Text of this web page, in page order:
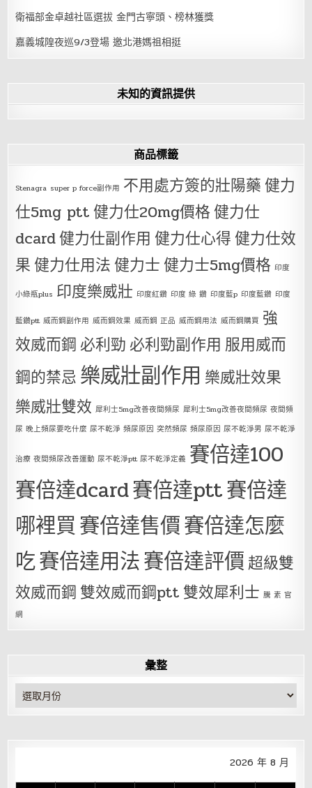
衛福部金卓越社區選拔 金門古寧頭、榜林獲獎
嘉義城隍夜巡9/3登場 邀北港媽祖相挺
未知的資訊提供
商品標籤
Stenagra super p force副作用 不用處方簽的壯陽藥健力
仕5mg ptt健力仕20mg價格健力仕
dcard健力仕副作用 健力仕心得健力仕效
果健力仕用法健力士健力士5mg價格 印度
小綠瓶plus 印度樂威壯 印度紅鑽 印度 綠 鑽 印度藍p 印度藍鑽 印度
藍鑽ptt 威而鋼副作用 威而鋼效果 威而鋼 正品 威而鋼用法 威而鋼購買 強
效威而鋼 必利勁 必利勁副作用 服用威而
鋼的禁忌 樂威壯副作用 樂威壯效果
樂威壯雙效 犀利士5mg改善夜間頻尿 犀利士5mg改善夜間頻尿 夜間頻
尿 晚上頻尿要吃什麼 尿不乾淨 頻尿原因 突然頻尿 頻尿原因 尿不乾淨男 尿不乾淨
治療 夜間頻尿改善運動 尿不乾淨ptt 尿不乾淨定義 賽倍達100
賽倍達dcard賽倍達ptt賽倍達
哪裡買賽倍達售價賽倍達怎麼
吃賽倍達用法賽倍達評價超級雙
效威而鋼 雙效威而鋼ptt 雙效犀利士 騰 素 官
網
彙整
彙
整
2026 年 8 月